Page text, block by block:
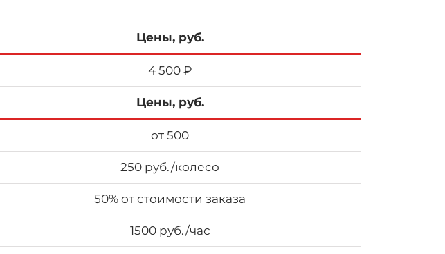
Цены, руб.
4 500 ₽
Цены, руб.
от 500
250 руб./колесо
50% от стоимости заказа
1500 руб./час